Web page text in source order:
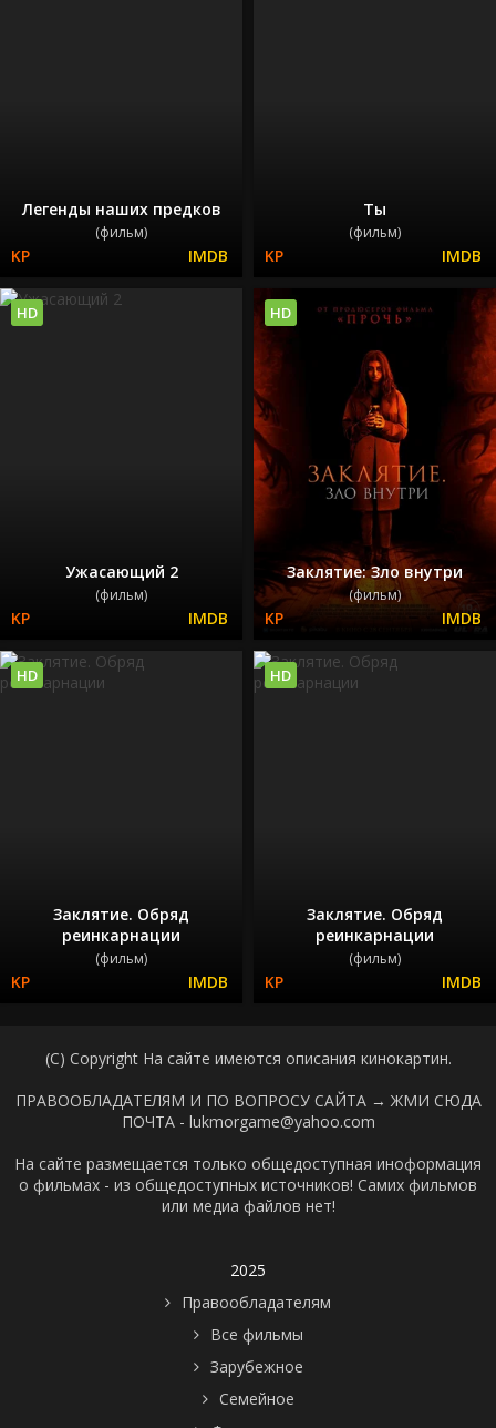
Легенды наших предков
(фильм)
Ты
(фильм)
Ужасающий 2
(фильм)
HD
Заклятие: Зло внутри
(фильм)
HD
Заклятие. Обряд
реинкарнации
(фильм)
HD
Заклятие. Обряд
реинкарнации
(фильм)
HD
(C) Copyright На сайте имеются описания кинокартин.
ПРАВООБЛАДАТЕЛЯМ И ПО ВОПРОСУ САЙТА → ЖМИ СЮДА
ПОЧТА - lukmorgame@yahoo.com
На сайте размещается только общедоступная иноформация
о фильмах - из общедоступных источников! Самих фильмов
или медиа файлов нет!
2025
Правообладателям
Все фильмы
Зарубежное
Семейное